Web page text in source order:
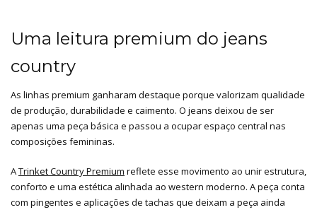
Uma leitura premium do jeans
country
As linhas premium ganharam destaque porque valorizam qualidade
de produção, durabilidade e caimento. O jeans deixou de ser
apenas uma peça básica e passou a ocupar espaço central nas
composições femininas.
ATrinket Country Premium reflete esse movimento ao unir estrutura,
conforto e uma estética alinhada ao western moderno. A peça conta
com pingentes e aplicações de tachas que deixam a peça ainda